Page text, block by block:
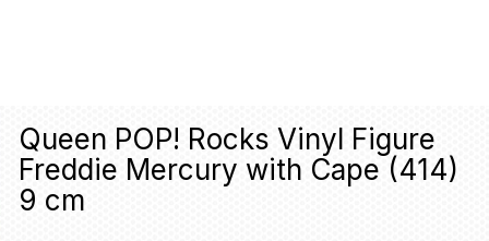
Queen POP! Rocks Vinyl Figure
Freddie Mercury with Cape (414)
9 cm
a
j